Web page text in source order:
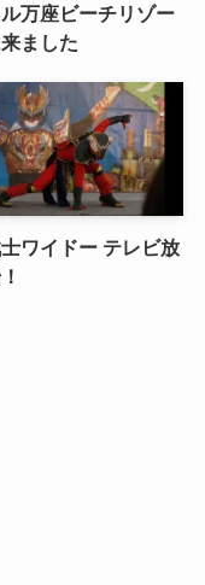
万座ビーチリゾー
来ました
ワイドー テレビ放